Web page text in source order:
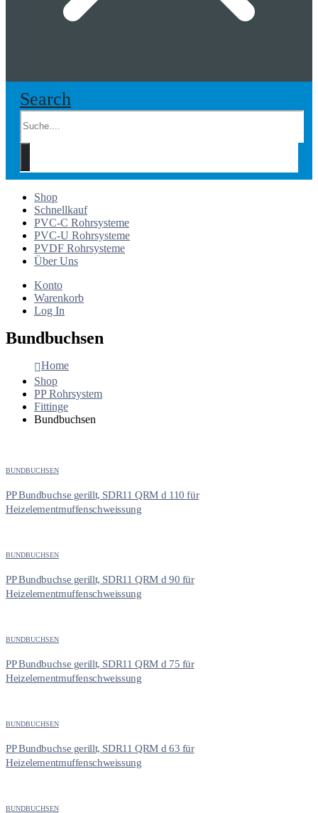
Search
Shop
Schnellkauf
PVC-C Rohrsysteme
PVC-U Rohrsysteme
PVDF Rohrsysteme
Über Uns
Konto
Warenkorb
Log In
Bundbuchsen
Home
Shop
PP Rohrsystem
Fittinge
Bundbuchsen
BUNDBUCHSEN
PP Bundbuchse gerillt, SDR11 QRM d 110 für
Heizelementmuffenschweissung
BUNDBUCHSEN
PP Bundbuchse gerillt, SDR11 QRM d 90 für
Heizelementmuffenschweissung
BUNDBUCHSEN
PP Bundbuchse gerillt, SDR11 QRM d 75 für
Heizelementmuffenschweissung
BUNDBUCHSEN
PP Bundbuchse gerillt, SDR11 QRM d 63 für
Heizelementmuffenschweissung
BUNDBUCHSEN